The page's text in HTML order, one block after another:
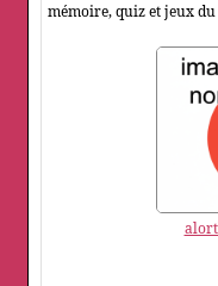
mémoire, quiz et jeux